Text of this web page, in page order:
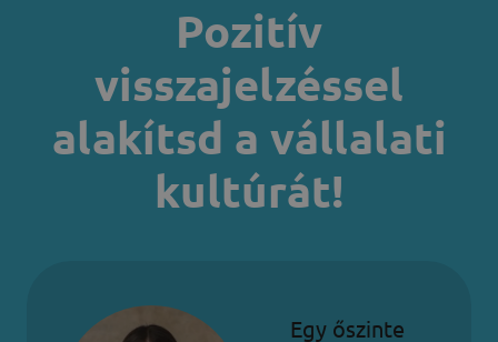
Pozitív
visszajelzéssel
alakítsd a vállalati
kultúrát!
Egy őszinte